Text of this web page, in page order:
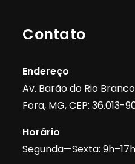
Contato
Endereço
Av. Barão do Rio Branco
Fora, MG, CEP: 36.013-
Horário
Segunda—Sexta: 9h–17h